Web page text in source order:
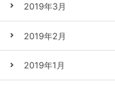
2019年3月
2019年2月
2019年1月